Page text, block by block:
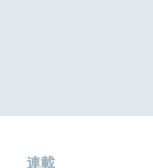
連載